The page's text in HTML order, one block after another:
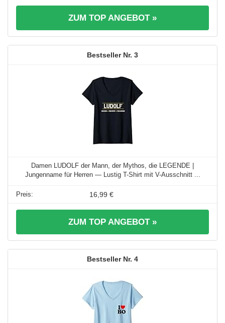
ZUM TOP ANGEBOT »
3
Damen LUDOLF der Mann, der Mythos, die LEGENDE |
Jungenname für Herren — Lustig T-Shirt mit V-Ausschnitt ...
16,99 €
ZUM TOP ANGEBOT »
4